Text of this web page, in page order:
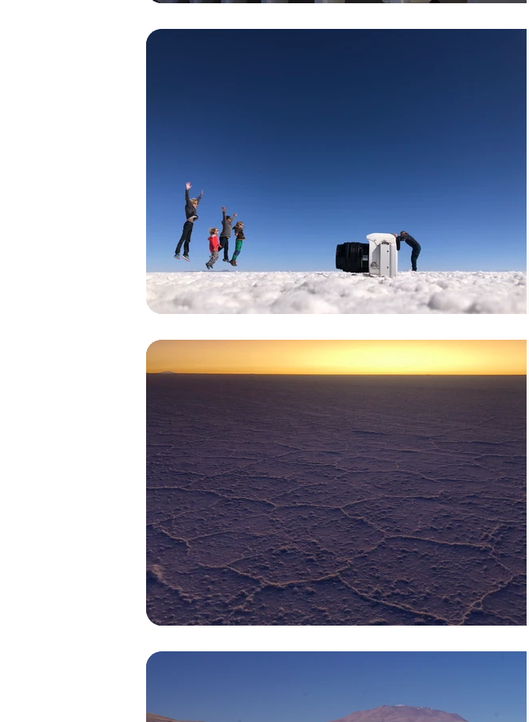
AMERIQUE DU NORD - Nouveau-Mexique
AMERIQUE
AMERIQUE DU
ASIE CENTRALE - Khirghizistan 2019 ASIE